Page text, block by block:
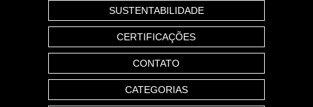
SUSTENTABILIDADE
CERTIFICAÇÕES
CONTATO
CATEGORIAS